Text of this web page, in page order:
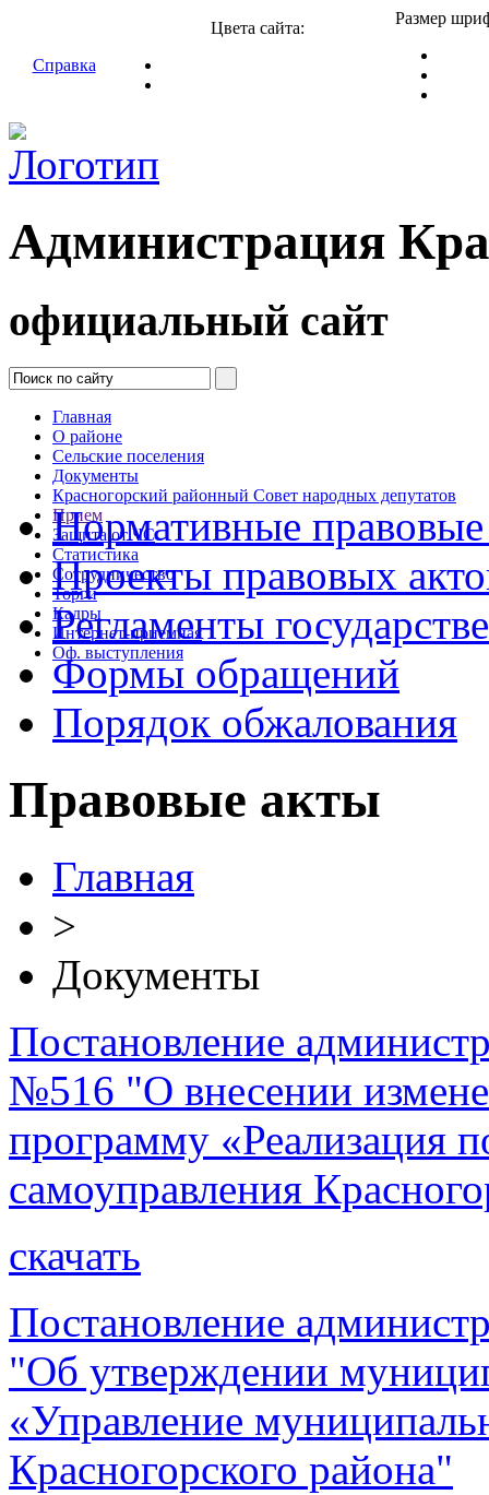
Справка
Цвета сайта:
Размер
Администрация
официальный сайт
Главная
О районе
Сельские поселения
Документы
Красногорский районный Совет народных депутатов
Прием
Защита от ЧС
Статистика
Сотрудничество
Торги
Кадры
Интернет-приемная
Оф. выступления
Нормативные
Проекты правовых
Регламенты
Формы обращений
Порядок обжалования
Правовые акты
Главная
>
Документы
Постановление
№516 "О внесении
программу «Реализация
самоуправления
скачать
Постановление
"Об утверждении
«Управление
Красногорского района"